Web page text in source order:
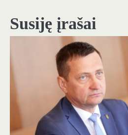
įrašų
Susiję įrašai